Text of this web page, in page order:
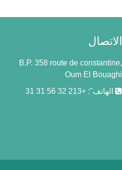
الاتصال
B.P. 358 route de constantine,
Oum El Bouaghi
الهاتف": +213 32 56 31 31